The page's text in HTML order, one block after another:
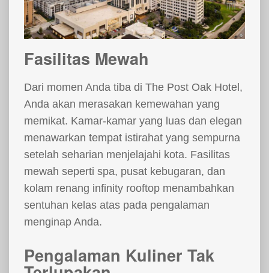
Fasilitas Mewah
Dari momen Anda tiba di The Post Oak Hotel,
Anda akan merasakan kemewahan yang
memikat. Kamar-kamar yang luas dan elegan
menawarkan tempat istirahat yang sempurna
setelah seharian menjelajahi kota. Fasilitas
mewah seperti spa, pusat kebugaran, dan
kolam renang infinity rooftop menambahkan
sentuhan kelas atas pada pengalaman
menginap Anda.
Pengalaman Kuliner Tak